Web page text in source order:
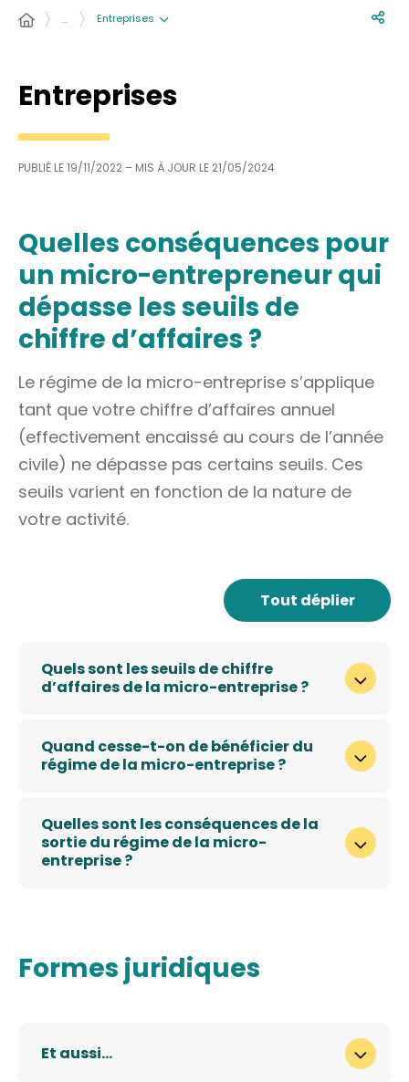
Entreprises
PUBLIÉ LE19/11/2022 – MIS À JOUR LE 21/05/2024
… Entreprises
Quelles conséquences pour
un micro-entrepreneur qui
dépasse les seuils de
chiffre d’affaires ?
Le régime de la micro-entreprise s’applique
tant que votre chiffre d’affaires annuel
(effectivement encaissé au cours de l’année
civile) ne dépasse pas certains seuils. Ces
seuils varient en fonction de la nature de
votre activité.
Tout déplier
Quels sont les seuils de chiffre
d’affaires de la micro-entreprise ?
Quand cesse-t-on de bénéficier du
régime de la micro-entreprise ?
Quelles sont les conséquences de la
sortie du régime de la micro-
entreprise ?
Formes juridiques
Et aussi…